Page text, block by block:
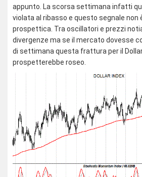
appunto. La scorsa settimana infatti
violata al ribasso e questo segnale non
prospettica. Tra oscillatori e prezzi
divergenze ma se il mercato dovesse
di settimana questa frattura per il
prospetterebbe roseo.